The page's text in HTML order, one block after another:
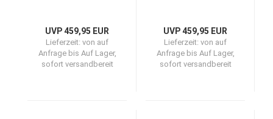
UVP 459,95 EUR
Lieferzeit: von auf
Anfrage bis Auf Lager,
sofort versandbereit
UVP 459,95 EUR
Lieferzeit: von auf
Anfrage bis Auf Lager,
sofort versandbereit